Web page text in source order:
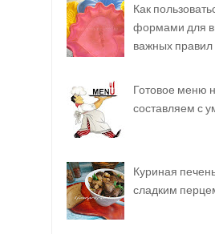
Как
формами для
важных правил
Готовое меню
составляем с
Куриная
сладким